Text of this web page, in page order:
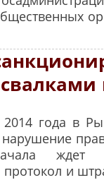
2014 года в
ждет
протокол и